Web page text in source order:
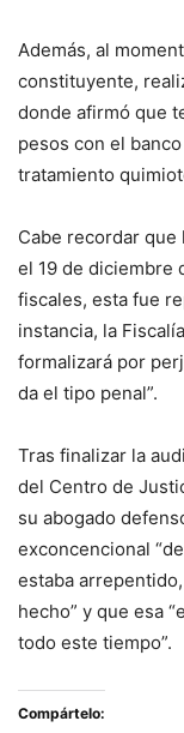
Además, al
constituyente,
donde afirmó que
pesos con el
tratamiento
Cabe recordar que
el 19 de diciembre
fiscales, esta fue
instancia, la
formalizará por
da el tipo penal”.
Tras finalizar la
del Centro de
su abogado
exconcencional
estaba
hecho” y que esa
todo este tiempo”.
Compártelo: